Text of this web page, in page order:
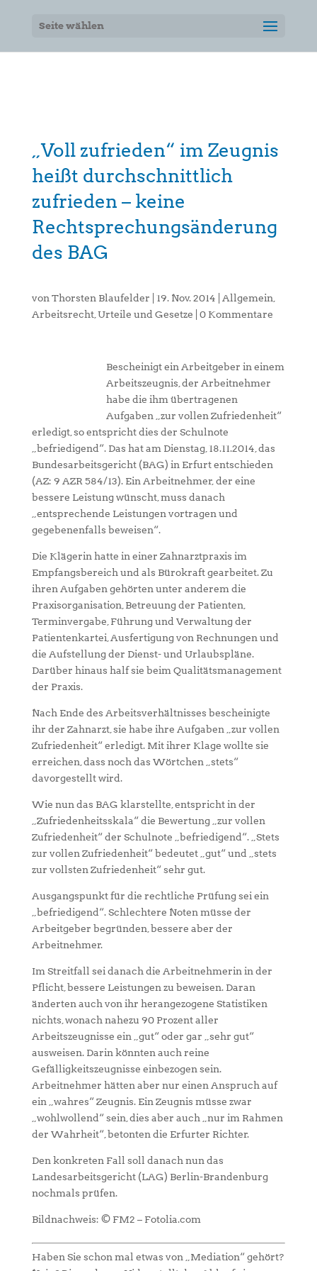
Seite wählen
„Voll zufrieden“ im Zeugnis
heißt durchschnittlich
zufrieden – keine
Rechtsprechungsänderung
des BAG
von Thorsten Blaufelder 19. Nov. 2014 Allgemein
Arbeitsrecht, Urteile und Gesetze 0 Kommentare
Bescheinigt ein Arbeitgeber in einem
Arbeitszeugnis, der Arbeitnehmer
habe die ihm übertragenen
Aufgaben „zur vollen Zufriedenheit“
erledigt, so entspricht dies der Schulnote
„befriedigend“. Das hat am Dienstag, 18.11.2014, das
Bundesarbeitsgericht (BAG) in Erfurt entschieden
(AZ: 9 AZR 584/13). Ein Arbeitnehmer, der eine
bessere Leistung wünscht, muss danach
„entsprechende Leistungen vortragen und
gegebenenfalls beweisen“.
Die Klägerin hatte in einer Zahnarztpraxis im
Empfangsbereich und als Bürokraft gearbeitet. Zu
ihren Aufgaben gehörten unter anderem die
Praxisorganisation, Betreuung der Patienten,
Terminvergabe, Führung und Verwaltung der
Patientenkartei, Ausfertigung von Rechnungen und
die Aufstellung der Dienst- und Urlaubspläne.
Darüber hinaus half sie beim Qualitätsmanagement
der Praxis.
Nach Ende des Arbeitsverhältnisses bescheinigte
ihr der Zahnarzt, sie habe ihre Aufgaben „zur vollen
Zufriedenheit“ erledigt. Mit ihrer Klage wollte sie
erreichen, dass noch das Wörtchen „stets“
davorgestellt wird.
Wie nun das BAG klarstellte, entspricht in der
„Zufriedenheitsskala“ die Bewertung „zur vollen
Zufriedenheit“ der Schulnote „befriedigend“. „Stets
zur vollen Zufriedenheit“ bedeutet „gut“ und „stets
zur vollsten Zufriedenheit“ sehr gut.
Ausgangspunkt für die rechtliche Prüfung sei ein
„befriedigend“. Schlechtere Noten müsse der
Arbeitgeber begründen, bessere aber der
Arbeitnehmer.
Im Streitfall sei danach die Arbeitnehmerin in der
Pflicht, bessere Leistungen zu beweisen. Daran
änderten auch von ihr herangezogene Statistiken
nichts, wonach nahezu 90 Prozent aller
Arbeitszeugnisse ein „gut“ oder gar „sehr gut“
ausweisen. Darin könnten auch reine
Gefälligkeitszeugnisse einbezogen sein.
Arbeitnehmer hätten aber nur einen Anspruch auf
ein „wahres“ Zeugnis. Ein Zeugnis müsse zwar
„wohlwollend“ sein, dies aber auch „nur im Rahmen
der Wahrheit“, betonten die Erfurter Richter.
Den konkreten Fall soll danach nun das
Landesarbeitsgericht (LAG) Berlin-Brandenburg
nochmals prüfen.
Bildnachweis: © FM2 – Fotolia.com
Haben Sie schon mal etwas von „Mediation“ gehört?